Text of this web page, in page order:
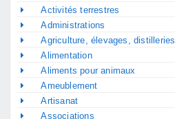
Activités terrestres
Administrations
Agriculture, élevages, distilleries
Alimentation
Aliments pour animaux
Ameublement
Artisanat
Associations